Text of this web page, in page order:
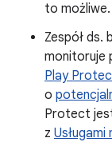
to możliwe.
Zespół ds.
monitoruje
Play
o
Protect
z